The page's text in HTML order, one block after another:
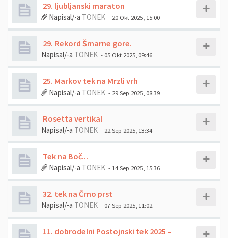
29. ljubljanski maraton
Napisal/-a TONEK - 20 Okt 2025, 15:00
29. Rekord Šmarne gore.
Napisal/-a TONEK - 05 Okt 2025, 09:46
25. Markov tek na Mrzli vrh
Napisal/-a TONEK - 29 Sep 2025, 08:39
Rosetta vertikal
Napisal/-a TONEK - 22 Sep 2025, 13:34
Tek na Boč...
Napisal/-a TONEK - 14 Sep 2025, 15:36
32. tek na Črno prst
Napisal/-a TONEK - 07 Sep 2025, 11:02
11. dobrodelni Postojnski tek 2025 –